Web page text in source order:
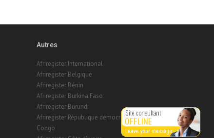
Autres
Afriregister International
Afriregister Belgique
Afriregister Bénin
Afriregister Burkina Faso
Afriregister Burundi
Afriregister République démocratique du
Congo